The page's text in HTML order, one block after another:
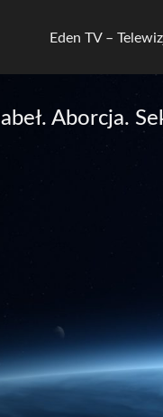
Eden TV –
Aborcja.